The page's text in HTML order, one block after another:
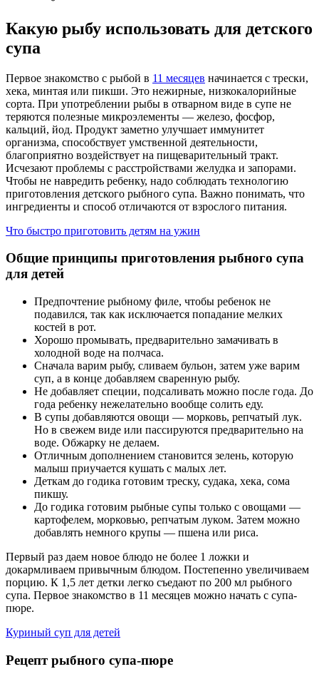
Какую рыбу использовать для детского
супа
Первое знакомство с рыбой в 11 месяцев начинается с трески,
хека, минтая или пикши. Это нежирные, низкокалорийные
сорта. При употреблении рыбы в отварном виде в супе не
теряются полезные микроэлементы — железо, фосфор,
кальций, йод. Продукт заметно улучшает иммунитет
организма, способствует умственной деятельности,
благоприятно воздействует на пищеварительный тракт.
Исчезают проблемы с расстройствами желудка и запорами.
Чтобы не навредить ребенку, надо соблюдать технологию
приготовления детского рыбного супа. Важно понимать, что
ингредиенты и способ отличаются от взрослого питания.
Что быстро приготовить детям на ужин
Общие принципы приготовления рыбного супа
для детей
Предпочтение рыбному филе, чтобы ребенок не
подавился, так как исключается попадание мелких
костей в рот.
Хорошо промывать, предварительно замачивать в
холодной воде на полчаса.
Сначала варим рыбу, сливаем бульон, затем уже варим
суп, а в конце добавляем сваренную рыбу.
Не добавляет специи, подсаливать можно после года. До
года ребенку нежелательно вообще солить еду.
В супы добавляются овощи — морковь, репчатый лук.
Но в свежем виде или пассируются предварительно на
воде. Обжарку не делаем.
Отличным дополнением становится зелень, которую
малыш приучается кушать с малых лет.
Деткам до годика готовим треску, судака, хека, сома
пикшу.
До годика готовим рыбные супы только с овощами —
картофелем, морковью, репчатым луком. Затем можно
добавлять немного крупы — пшена или риса.
Первый раз даем новое блюдо не более 1 ложки и
докармливаем привычным блюдом. Постепенно увеличиваем
порцию. К 1,5 лет детки легко съедают по 200 мл рыбного
супа. Первое знакомство в 11 месяцев можно начать с супа-
пюре.
Куриный суп для детей
Рецепт рыбного супа-пюре